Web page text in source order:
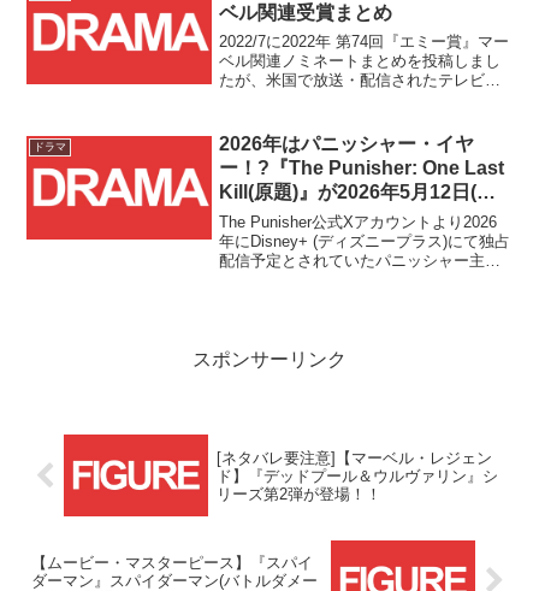
ベル関連受賞まとめ
2022/7に2022年 第74回『エミー賞』マー
ベル関連ノミネートまとめを投稿しまし
たが、米国で放送・配信されたテレビ番
文化賞『エミー賞』の2022年(第74回)の
授賞式が日本時間の本日2022/9/13(火)
09:00～12:00に行われ、各部門の受賞作
品・受賞者が発表されました！！
ドラマ
2026年はパニッシャー・イヤ
ー！?『The Punisher: One Last
Kill(原題)』が2026年5月12日(火)
配信決定！！
The Punisher公式Xアカウントより2026
年にDisney+ (ディズニープラス)にて独占
配信予定とされていたパニッシャー主人
スポンサーリンク
[ネタバレ要注意]【マーベル・レジェン
ド】『デッドプール＆ウルヴァリン』シ
リーズ第2弾が登場！！
【ムービー・マスターピース】『スパイ
ダーマン』スパイダーマン(バトルダメー